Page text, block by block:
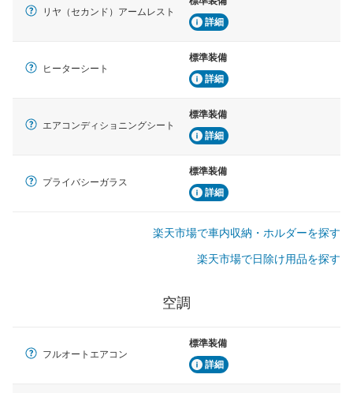
リヤ（セカンド）アームレスト
詳細
ヒーターシート
標準装備
詳細
エアコンディショニングシート
標準装備
詳細
プライバシーガラス
標準装備
詳細
楽天市場で車内収納・ホルダーを探す
楽天市場で日除け用品を探す
空調
フルオートエアコン
標準装備
詳細